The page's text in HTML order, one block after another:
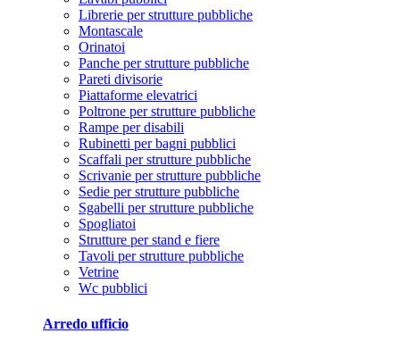
Librerie per strutture pubbliche
Montascale
Orinatoi
Panche per strutture pubbliche
Pareti divisorie
Piattaforme elevatrici
Poltrone per strutture pubbliche
Rampe per disabili
Rubinetti per bagni pubblici
Scaffali per strutture pubbliche
Scrivanie per strutture pubbliche
Sedie per strutture pubbliche
Sgabelli per strutture pubbliche
Spogliatoi
Strutture per stand e fiere
Tavoli per strutture pubbliche
Vetrine
Wc pubblici
Arredo ufficio